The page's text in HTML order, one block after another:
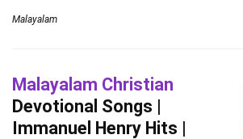
Malayalam
Malayalam Christian
Devotional Songs |
Immanuel Henry Hits |